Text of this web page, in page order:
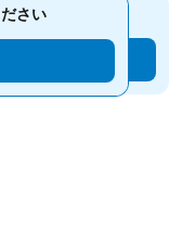
さい
さい